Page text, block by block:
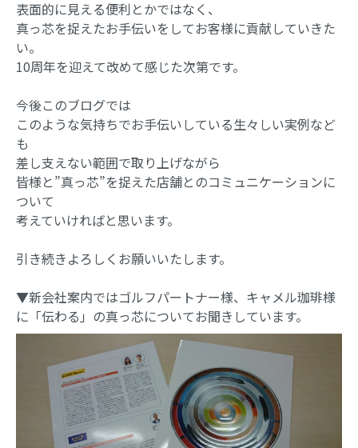
表面的に見える便利とかではなく、
真っ芯を捉えたお手伝いをしてお客様に貢献していきた
い。
10周年を迎えて改めて感じた次第です。
今後このブログでは
このような気持ちでお手伝いしている生々しい実例など
も
差し支えない範囲で取り上げながら
皆様と”真っ芯”を捉えた店舗とのコミュニケーションに
ついて
考えていければと思います。
引き続きよろしくお願いいたします。
▼新会社案内ではゴルフパートナー様、キャメル珈琲様
に「伝わる」の真っ芯についてお聞きしています。